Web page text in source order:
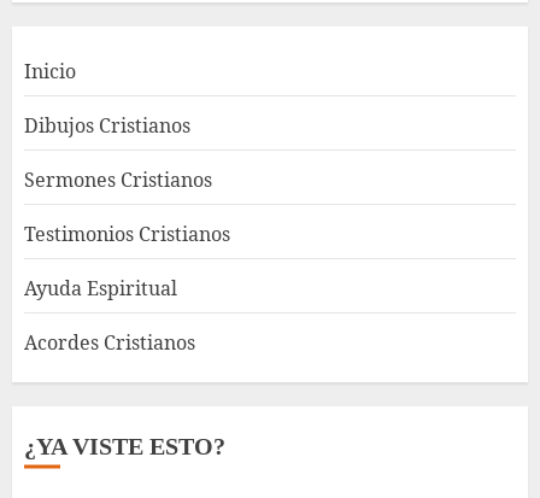
Inicio
Dibujos Cristianos
Sermones Cristianos
Testimonios Cristianos
Ayuda Espiritual
Acordes Cristianos
¿YA VISTE ESTO?